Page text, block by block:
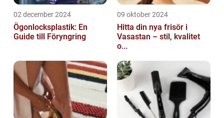
02 december 2024
Ögonlocksplastik: En
Guide till Föryngring
09 oktober 2024
Hitta din nya frisör i
Vasastan – stil, kvalitet
o...